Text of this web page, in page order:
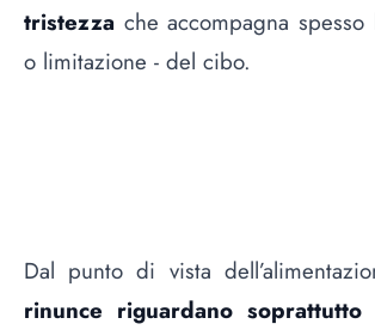
tristezza che accompagna
o limitazione - del cibo.
Dal punto di vista
rinunce riguardano